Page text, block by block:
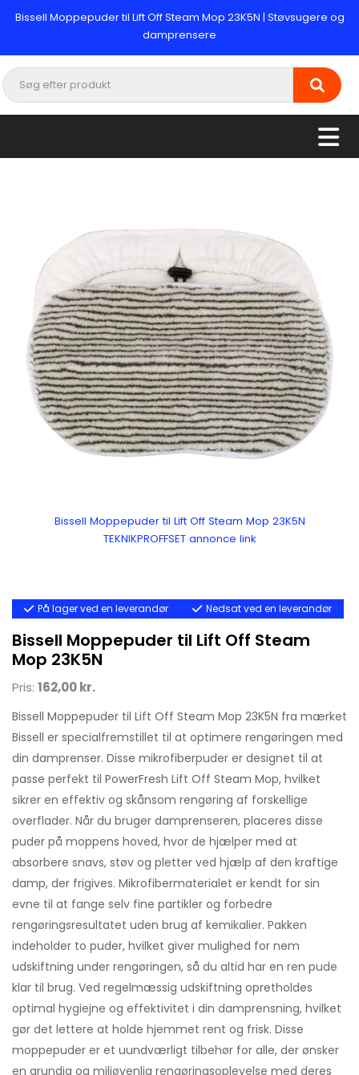
Bissell Moppepuder til Lift Off Steam Mop 23K5N | Støvsugere og
damprensere
Bissell Moppepuder til Lift Off Steam Mop 23K5N
TEKNIKPROFFSET annonce link
På lager ved en leverandør Nedsat ved en leverandør
Bissell Moppepuder til Lift Off Steam
Mop 23K5N
Pris: 162,00 kr.
Bissell Moppepuder til Lift Off Steam Mop 23K5N fra mærket
Bissell er specialfremstillet til at optimere rengøringen med
din damprenser. Disse mikrofiberpuder er designet til at
passe perfekt til PowerFresh Lift Off Steam Mop, hvilket
sikrer en effektiv og skånsom rengøring af forskellige
overflader. Når du bruger damprenseren, placeres disse
puder på moppens hoved, hvor de hjælper med at
absorbere snavs, støv og pletter ved hjælp af den kraftige
damp, der frigives. Mikrofibermaterialet er kendt for sin
evne til at fange selv fine partikler og forbedre
rengøringsresultatet uden brug af kemikalier. Pakken
indeholder to puder, hvilket giver mulighed for nem
udskiftning under rengøringen, så du altid har en ren pude
klar til brug. Ved regelmæssig udskiftning opretholdes
optimal hygiejne og effektivitet i din damprensning, hvilket
gør det lettere at holde hjemmet rent og frisk. Disse
moppepuder er et uundværligt tilbehør for alle, der ønsker
en grundig og miljøvenlig rengøringsoplevelse med deres